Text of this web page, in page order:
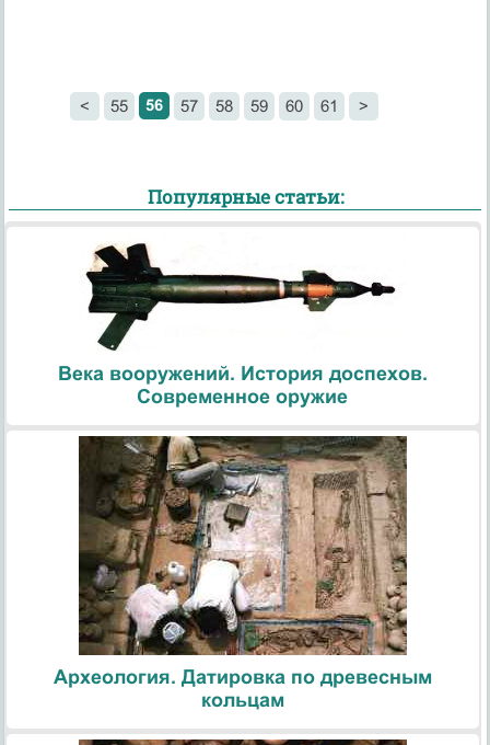
< 55 56 57 58 59 60 61 >
Популярные статьи:
Века вооружений. История доспехов.
Современное оружие
Археология. Датировка по древесным
кольцам